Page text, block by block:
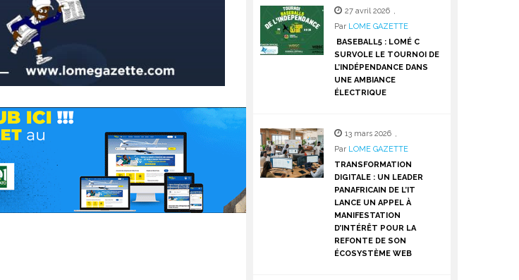
27 avril 2026 ,
Par LOME GAZETTE
BASEBALL5 : LOMÉ C
SURVOLE LE TOURNOI DE
L’INDÉPENDANCE DANS
UNE AMBIANCE
ÉLECTRIQUE
13 mars 2026 ,
Par LOME GAZETTE
TRANSFORMATION
DIGITALE : UN LEADER
PANAFRICAIN DE L’IT
LANCE UN APPEL À
MANIFESTATION
D’INTÉRÊT POUR LA
REFONTE DE SON
ÉCOSYSTÈME WEB